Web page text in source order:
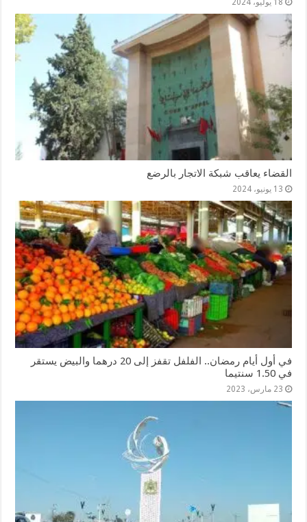
القضاء يعاقب شبكة الاتجار بالرضع
13 يونيو، 2024
في أول أيام رمضان.. الفلفل تقفز إلى 20 درهما والبيض يستقر
في 1.50 سنتيما
23 مارس، 2023